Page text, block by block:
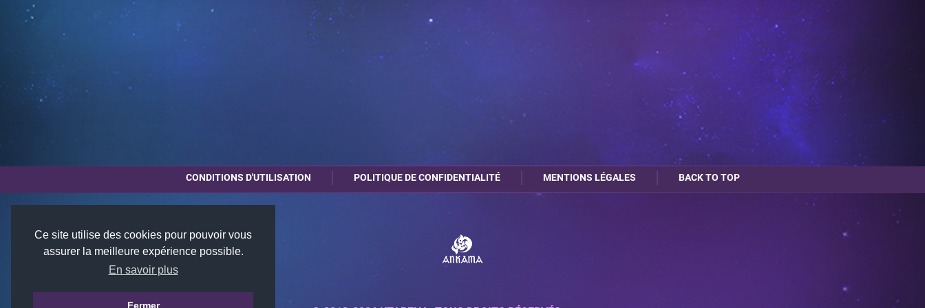
Ce site utilise des cookies pour pouvoir vous
assurer la meilleure expérience possible.
En savoir plus
Fermer
CONDITIONS D'UTILISATION POLITIQUE DE CONFIDENTIALITÉ MENTIONS LÉGALES BACK TO TOP